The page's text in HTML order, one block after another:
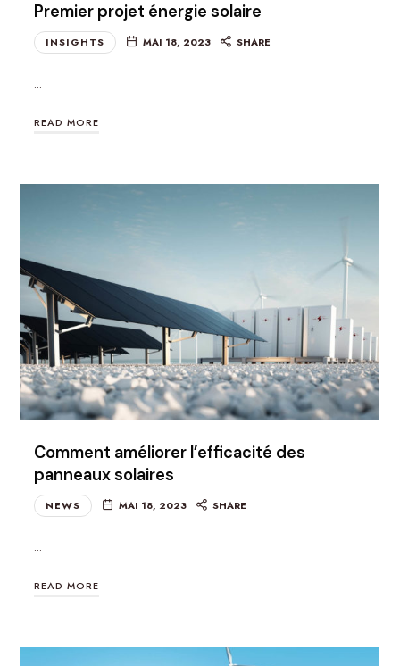
Premier projet énergie solaire
INSIGHTS MAI 18, 2023 SHARE
…
READ MORE
Comment améliorer l’efficacité des
panneaux solaires
NEWS MAI 18, 2023 SHARE
…
READ MORE